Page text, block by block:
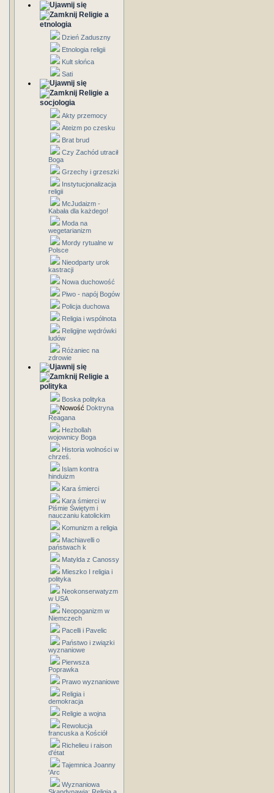
Religie a
etnologia
Dzień Zaduszny
Etnologia religii
Kult słońca
Sati
Religie a
socjologia
Akty przemocy
Ateizm po czesku
Brat brud
Czy Zachód utracił
Boga
Grzechy i grzeszki
Instytucjonalizacja
religii
McJudaizm -
Kabała dla każdego!
Moda na
wegetarianizm
Mordy rytualne w
Polsce
Nieodparty urok
kastracji
Nowa duchowość
Piwo - napój Bogów
Policja duchowa
Religia i wspólnota
Religijne wędrówki
ludów
Różaniec na
zdrowie
Religie a
polityka
Boska polityka
Doktryna
Reagana
Hezbollah
wojownicy Boga
Historia wolności w
chrześ.
Islam kontra
hinduizm
Kara śmierci
Kara śmierci w
Piśmie Świętym i
nauczaniu katolickim
Komunizm a religia
Machiavelli o
państwach k
Matylda z Canossy
Mieszko I religia i
polityka
Neokonserwatyzm
w USA
Neopoganizm w
Niemczech
Pacelli i Pavelic
Państwo i związki
wyznaniowe
Pierwsza
Poprawka
Prawo wyznaniowe
Religia i
demokracja
Religie a wojna
Rewolucja
francuska a Kościół
Richelieu i raison
d'état
Tajemnica Joanny
'Arc
Wyznaniowa